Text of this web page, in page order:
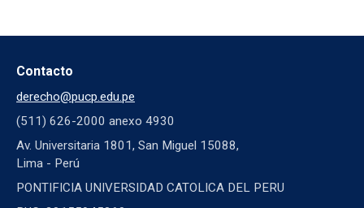
Contacto
derecho@pucp.edu.pe
(511) 626-2000 anexo 4930
Av. Universitaria 1801, San Miguel 15088,
Lima - Perú
PONTIFICIA UNIVERSIDAD CATOLICA DEL PERU